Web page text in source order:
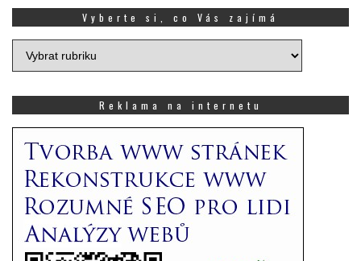
Vyberte si, co Vás zajímá
Vyberte
si,
zajímá
Reklama na internetu